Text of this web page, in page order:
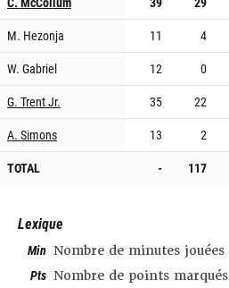
M. Hezonja
11 4
W. Gabriel
12 0
G. Trent Jr.
35 22
A. Simons
13 2
TOTAL
- 117
Lexique
Min Nombre de minutes jouées
Pts Nombre de points marqués